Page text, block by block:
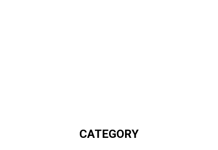
CATEGORY